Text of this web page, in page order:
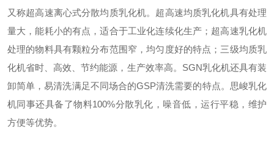
又称超高速离心式分散均质乳化机。超高速均质乳化机具有处理
量大，能耗小的有点，适合于工业化连续化生产；超高速乳化机
处理的物料具有颗粒分布范围窄，均匀度好的特点；三级均质乳
化机省时、高效、节约能源，生产效率高。 SGN乳化机还具有装
卸简单，易清洗满足不同场合的GSP清洗需要的特点。 思峻乳化
机同事还具备了物料100%分散乳化，噪音低，运行平稳，维护
方便等优势。